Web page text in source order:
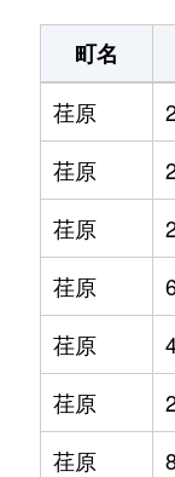
町名
荏原
荏原
荏原
荏原
荏原
荏原
荏原